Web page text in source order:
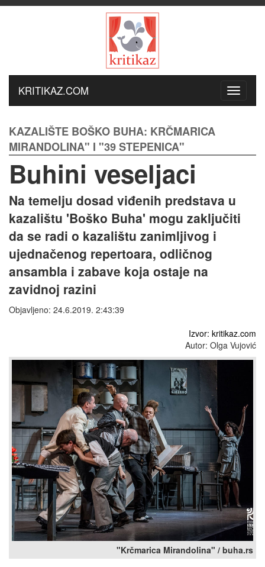
KRITIKAZ.COM
KAZALIŠTE BOŠKO BUHA: KRČMARICA
MIRANDOLINA" I "39 STEPENICA"
Buhini veseljaci
Na temelju dosad viđenih predstava u
kazalištu 'Boško Buha' mogu zaključiti
da se radi o kazalištu zanimljivog i
ujednačenog repertoara, odličnog
ansambla i zabave koja ostaje na
zavidnoj razini
Objavljeno: 24.6.2019. 2:43:39
Izvor: kritikaz.com
Autor: Olga Vujović
"Krčmarica Mirandolina" / buha.rs